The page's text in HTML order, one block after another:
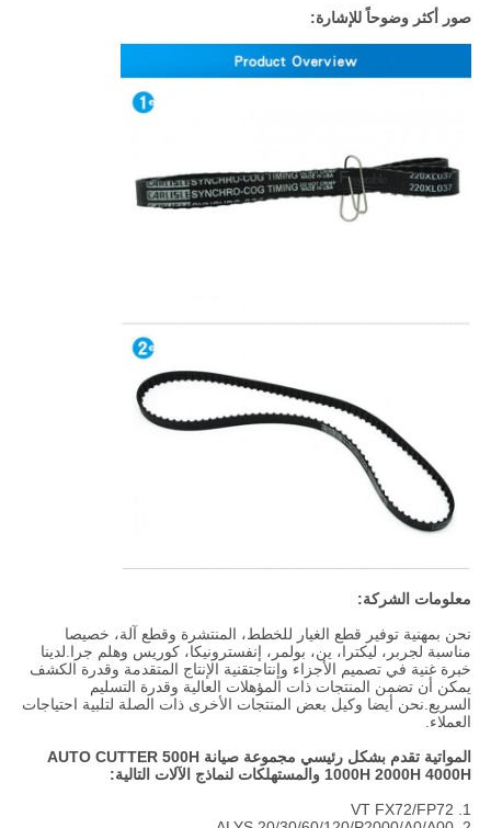
صور أكثر وضوحاً للإشارة:
معلومات الشركة:
نحن بمهنية توفير قطع الغيار للخطط، المنتشرة وقطع آلة، خصيصا
مناسبة لجربر، ليكترا، ين، بولمر، إنفسترونيكا، كوريس وهلم جرا.لدينا
خبرة غنية في تصميم الأجزاء وإنتاجتقنية الإنتاج المتقدمة وقدرة الكشف
يمكن أن تضمن المنتجات ذات المؤهلات العالية وقدرة التسليم
السريع.نحن أيضا وكيل بعض المنتجات الأخرى ذات الصلة لتلبية احتياجات
العملاء.
المواتية تقدم بشكل رئيسي مجموعة صيانة AUTO CUTTER 500H
1000H 2000H 4000H والمستهلكات لنماذج الآلات التالية:
1. VT FX72/FP72